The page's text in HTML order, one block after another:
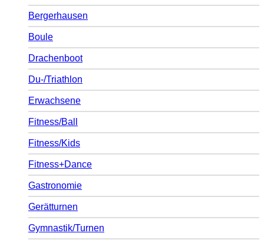
Bergerhausen
Boule
Drachenboot
Du-/Triathlon
Erwachsene
Fitness/Ball
Fitness/Kids
Fitness+Dance
Gastronomie
Gerätturnen
Gymnastik/Turnen